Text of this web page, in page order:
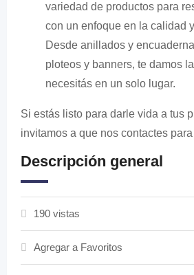
variedad de productos para
con un enfoque en la calidad
Desde anillados y
ploteos y banners, te damos
necesitás en un solo lugar.
Si estás listo para darle vida a tus
invitamos a que nos contactes
Descripción general
190 vistas
Agregar a Favoritos